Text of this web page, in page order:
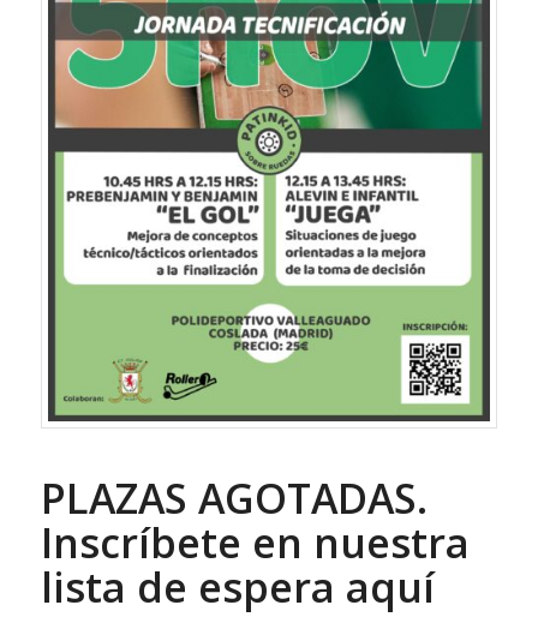
PLAZAS AGOTADAS.
Inscríbete en nuestra
lista de espera aquí